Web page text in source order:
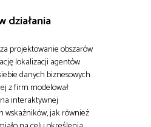
działania
projektowanie obszarów
lokalizacji agentów
danych biznesowych
z firm modelował
interaktywnej
wskaźników, jak również